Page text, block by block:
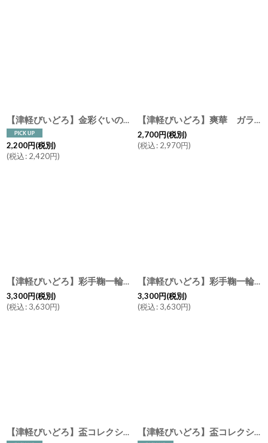
【津軽びいどろ】金彩ぐいのみ 盃 なつの宵 こぼれ桜 なごり雪 すずし風 あかね空 日本酒 酒器 ガラス食器 冷酒
2,200円(税別)
(税込: 2,420円)
【津軽びいどろ】爽華 ガラス盃 花霞 初夏 夏影 月明 星夜 酒器 木箱入り 平盃 日本製 手作り 石塚ガラス アデリア
2,700円(税別)
(税込: 2,970円)
【津軽びいどろ】彩手鞠一輪挿し 青葉/ミニ花瓶/花瓶/花器/ガラス/ギフト/石塚硝子/アデリア/日本製
3,300円(税別)
(税込: 3,630円)
【津軽びいどろ】彩手鞠一輪挿し 花瓶/花器/ガラス/ギフト/石塚硝子/アデリア/日本製
3,300円(税別)
(税込: 3,630円)
【津軽びいどろ】盃コレクション 片口 桜流し あじさい 徳利 ピッチャー ガラス食器 石塚硝子 アデリア 日本製 【津軽びいどろ】盃コレクション ストレートスマート 雲海 ねぶた夜祭 山若葉 黄金空 ガラス食器/石塚硝子/アデリア/日本製